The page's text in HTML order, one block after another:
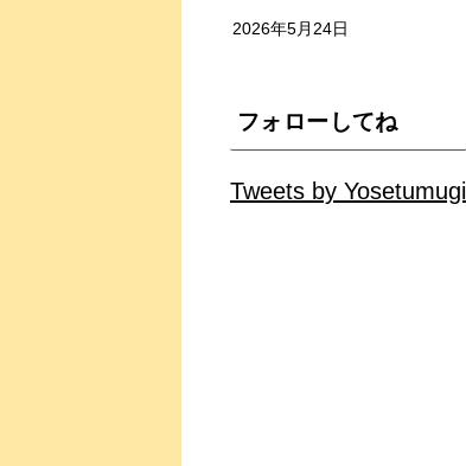
2026年5月24日
フォローしてね
Tweets by Yosetumugi